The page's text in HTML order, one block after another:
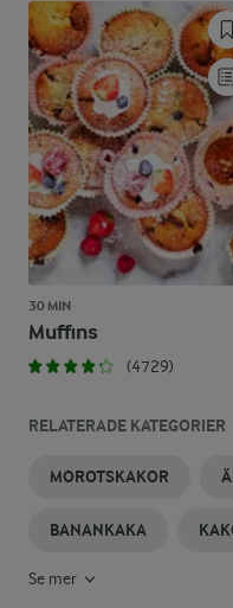
30 MIN
Muffins
(4729)
RELATERADE KATEGORIER
MOROTSKAKOR
BANANKAKA
Se mer